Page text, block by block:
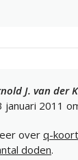
J. van der
januari 2011
overq-
doden.